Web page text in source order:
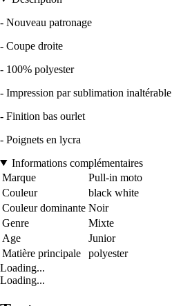
- Nouveau patronage
- Coupe droite
- 100% polyester
- Impression par sublimation inaltérable
- Finition bas ourlet
- Poignets en lycra
Informations complémentaires
Marque
Pull-in moto
Couleur
black white
Couleur dominante Noir
Genre
Mixte
Age
Junior
Matière principale
polyester
Loading...
Loading...